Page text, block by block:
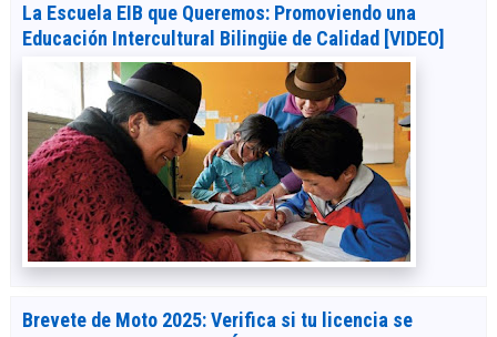
La Escuela EIB que Queremos: Promoviendo una
Educación Intercultural Bilingüe de Calidad [VIDEO]
Brevete de Moto 2025: Verifica si tu licencia se